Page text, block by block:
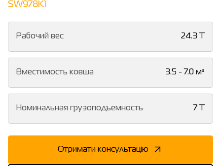
SW978K1
Рабочий вес 24.3 T
Вместимость ковша 3.5 - 7.0 м³
Номинальная грузоподъемность 7 T
Отримати консультацію